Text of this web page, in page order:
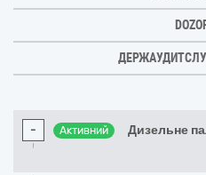
- Активний Дизельне